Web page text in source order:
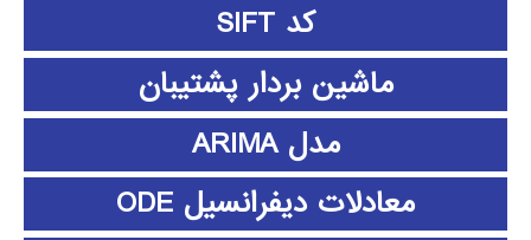
کد SIFT
ماشین بردار پشتیبان
مدل ARIMA
معادلات دیفرانسیل ODE